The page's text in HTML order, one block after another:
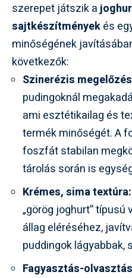
szerepet játszik a
sajtkészítményekés
minőségének
következők:
Szinerézis
pudingoknál
ami esztétikailag és
termék minőségét. A
foszfát stabilan
tárolás során is
Krémes, sima textúra:
„görög joghurt” típusú
állag eléréséhez,
puddingok lágyabbak,
Fagyasztás-